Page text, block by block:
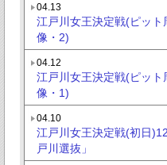
04.13
江戸川女王決定戦(ピット
像・2)
04.12
江戸川女王決定戦(ピット
像・1)
04.10
江戸川女王決定戦(初日
戸川選抜」